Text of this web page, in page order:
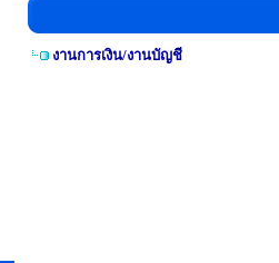
งานการเงิน/งานบัญชี